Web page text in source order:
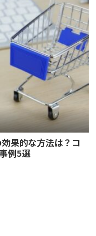
果的な方法は？コ
事例5選